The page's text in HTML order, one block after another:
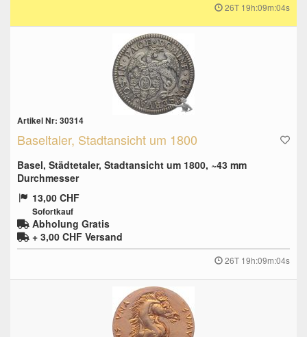
26T 19h:09m:03s
Artikel Nr: 30314
Baseltaler, Stadtansicht um 1800
Basel, Städtetaler, Stadtansicht um 1800, ~43 mm
Durchmesser
13,00 CHF
Sofortkauf
Abholung Gratis
+ 3,00 CHF Versand
26T 19h:09m:03s